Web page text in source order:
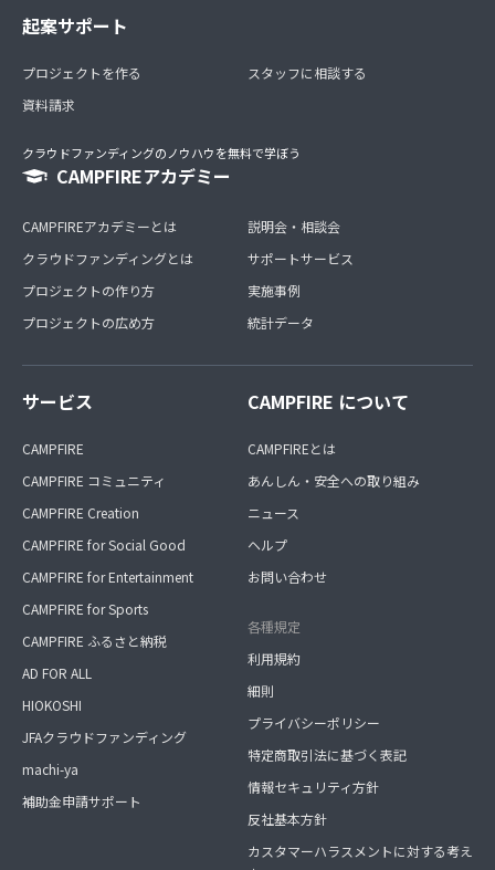
起案サポート
プロジェクトを作る
資料請求
スタッフに相談する
クラウドファンディングのノウハウを無料で学ぼう
CAMPFIREアカデミー
CAMPFIREアカデミーとは
クラウドファンディングとは
プロジェクトの作り方
プロジェクトの広め方
説明会・相談会
サポートサービス
実施事例
統計データ
サービス
CAMPFIRE
CAMPFIRE コミュニティ
CAMPFIRE Creation
CAMPFIRE for Social Good
CAMPFIRE for Entertainment
CAMPFIRE for Sports
CAMPFIRE ふるさと納税
AD FOR ALL
HIOKOSHI
JFAクラウドファンディング
machi-ya
補助金申請サポート
CAMPFIRE について
CAMPFIREとは
あんしん・安全への取り組み
ニュース
ヘルプ
お問い合わせ
各種規定
利用規約
細則
プライバシーポリシー
特定商取引法に基づく表記
情報セキュリティ方針
反社基本方針
カスタマーハラスメントに対する考え